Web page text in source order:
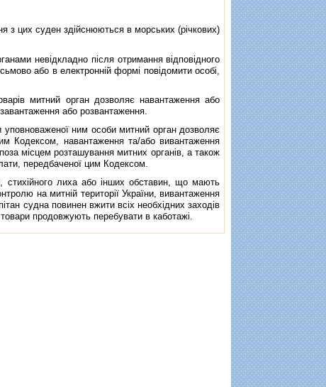
з цих суден здiйснюються в морських (рiчкових)
невiдкладно пiсля отримання вiдповiдного
або в електроннiй формi повiдомити особi,
митний орган дозволяє навантаження або
або розвантаження.
ним особи митний орган дозволяє
Кодексом, навантаження та/або вивантаження
мiсцем розташування митних органiв, а також
передбаченої цим Кодексом.
лиха або iнших обставин, що мають
на митнiй територiї України, вивантаження
судна повинен вжити всiх необхiдних заходiв
продовжують перебувати в каботажi.